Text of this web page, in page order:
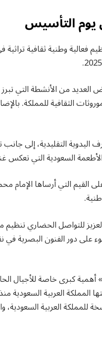
يوم التأسيس
فعالية وطنية ثقافية
من الأنشطة التي
الثقافية
التقليدية، إلى
السعودية التي تعكس
القيم التي أرساها
للتواصل الحضاري تنظيم
على دور الفنون البصرية في
كبرى خاصة للأجيال
المملكة العربية
للمملكة العربية السعودية،